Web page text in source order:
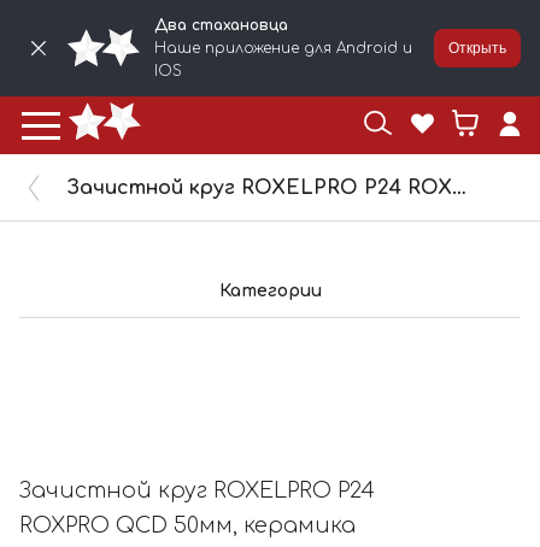
Два стахановца
Наше приложение для Android и
IOS
Открыть
Зачистной круг ROXELPRO Р24 ROXPRO QCD 50мм, керамика 113311
Категории
Зачистной круг ROXELPRO Р24
ROXPRO QCD 50мм, керамика